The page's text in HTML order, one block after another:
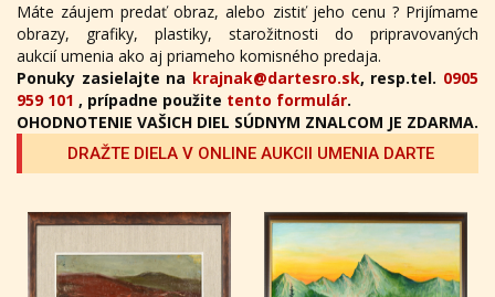
Máte záujem predať obraz, alebo zistiť jeho cenu ? Prijímame
obrazy, grafiky, plastiky, starožitnosti do pripravovaných
aukcií umenia ako aj priameho komisného predaja.
Ponuky zasielajte na krajnak@dartesro.sk, resp.tel. 0905
959 101 , prípadne použite tento formulár.
OHODNOTENIE VAŠICH DIEL SÚDNYM ZNALCOM JE ZDARMA.
DRAŽTE DIELA V ONLINE AUKCII UMENIA DARTE